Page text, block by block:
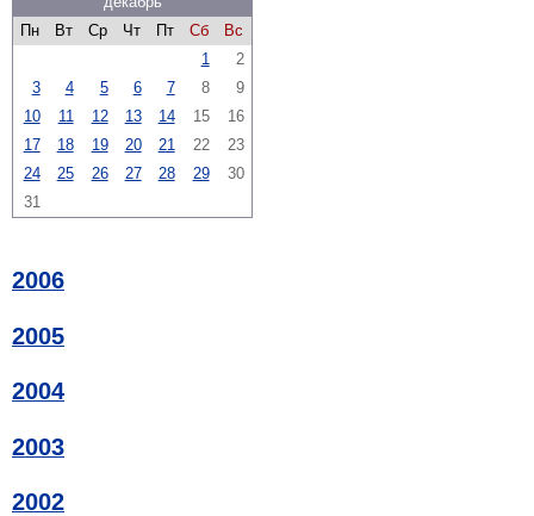
Пн
Вт Ср Чт Пт Сб
Вс
1
2
3
4 5 6 7 8
9
10
11 12 13 14 15
16
17
18 19 20 21 22
23
24
25 26 27 28 29
30
31
2006
2005
2004
2003
2002